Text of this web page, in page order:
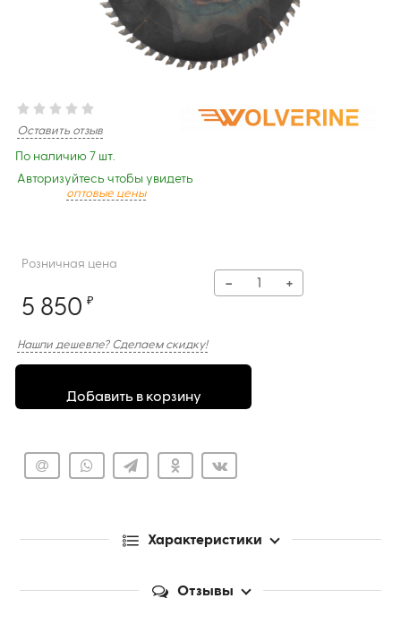
Оставить отзыв
По наличию 7 шт.
Авторизуйтесь чтобы увидеть
оптовые цены
Розничная цена
5 850 ₽
− +
Нашли дешевле? Сделаем скидку!
Добавить в корзину
Характеристики
Отзывы